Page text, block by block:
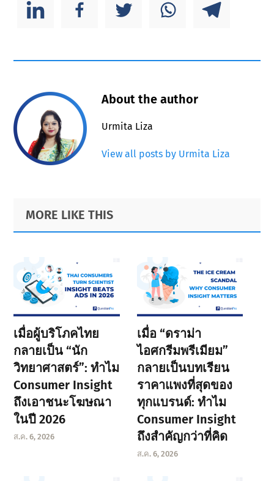
About the author
Urmita Liza
View all posts by Urmita Liza
Primary
Sidebar
Footer
MORE LIKE THIS
เมื่อผู้บริโภคไทย
กลายเป็น “นัก
วิทยาศาสตร์”: ทำไม
Consumer Insight
ถึงเอาชนะโฆษณา
ในปี 2026
ส.ค. 6, 2026
เมื่อ “ดราม่า
ไอศกรีมพรีเมียม”
กลายเป็นบทเรียน
ราคาแพงที่สุดของ
ทุกแบรนด์: ทำไม
Consumer Insight
ถึงสำคัญกว่าที่คิด
ส.ค. 6, 2026